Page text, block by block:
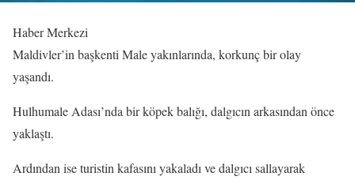
Haber Merkezi
Maldivler’in başkenti Male yakınlarında, korkunç bir olay
yaşandı.
Hulhumale Adası’nda bir köpek balığı, dalgıcın arkasından önce
yaklaştı.
Ardından ise turistin kafasını yakaladı ve dalgıcı sallayarak